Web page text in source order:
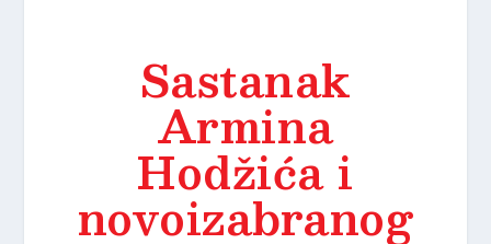
Sastanak
Armina
Hodžića i
novoizabranog